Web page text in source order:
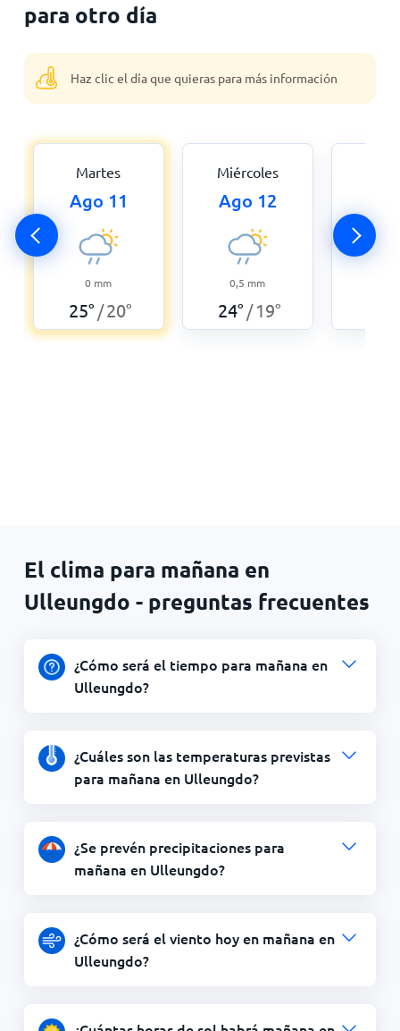
para otro día
Haz clic el día que quieras para más información
Martes
Ago 11
0 mm
25° /20°
Miércoles
Ago 12
0,5 mm
24° /19°
El clima para mañana en
Ulleungdo - preguntas frecuentes
¿Cómo será el tiempo para mañana en
Ulleungdo?
¿Cuáles son las temperaturas previstas
para mañana en Ulleungdo?
¿Se prevén precipitaciones para
mañana en Ulleungdo?
¿Cómo será el viento hoy en mañana en
Ulleungdo?